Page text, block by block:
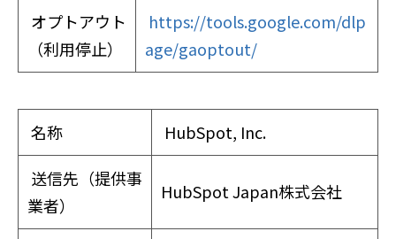
オプトアウト
（利用停止）
https://tools.google.com/dlp
age/gaoptout/
名称
HubSpot, Inc.
送信先（提供事
業者）
HubSpot Japan株式会社